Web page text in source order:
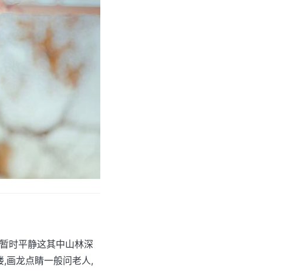
时平静这其中山林深
画龙点睛一般问老人,